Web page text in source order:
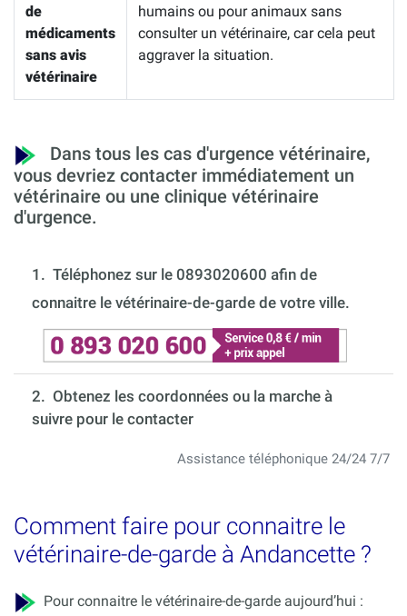
de
médicaments
sans avis
vétérinaire
humains ou pour animaux sans
consulter un vétérinaire, car cela peut
aggraver la situation.
Dans tous les cas d'urgence vétérinaire,
vous devriez contacter immédiatement un
vétérinaire ou une clinique vétérinaire
d'urgence.
1. Téléphonez sur le 0893020600 afin de
connaitre le vétérinaire-de-garde de votre ville.
2. Obtenez les coordonnées ou la marche à
suivre pour le contacter
Assistance téléphonique 24/24 7/7
Comment faire pour connaitre le
vétérinaire-de-garde à Andancette ?
Pour connaitre le vétérinaire-de-garde aujourd’hui :